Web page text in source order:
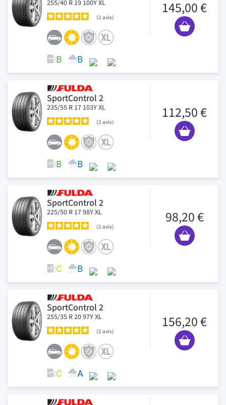
255/40 R 19 100Y XL
2 avis
145,00 €
SportControl 2
235/55 R 17 103Y XL
2 avis
112,50 €
SportControl 2
225/50 R 17 98Y XL
2 avis
98,20 €
SportControl 2
255/35 R 20 97Y XL
2 avis
156,20 €